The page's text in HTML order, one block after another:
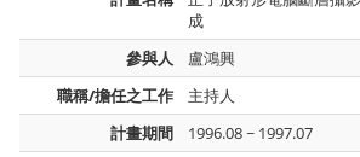
成
參與人
盧鴻興
職稱/擔任之工作
主持人
計畫期間
1996.08 ~ 1997.07